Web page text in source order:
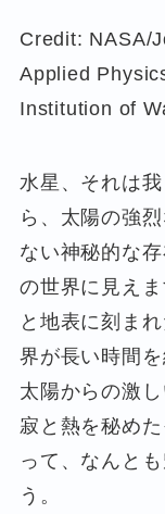
Credit: NASA/
Applied
Institution of
水星、それは
ら、太陽の強
ない神秘的な
の世界に見え
と地表に刻ま
界が長い時間
太陽からの激
寂と熱を秘め
って、なんと
う。